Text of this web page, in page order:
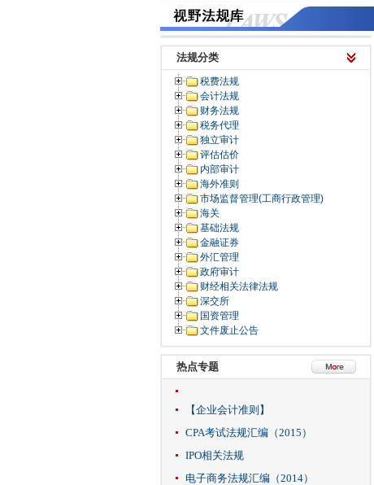
法规分类
税费法规
会计法规
财务法规
税务代理
独立审计
评估估价
内部审计
海外准则
市场监督管理(工商行政管理)
海关
基础法规
金融证券
外汇管理
政府审计
财经相关法律法规
深交所
国资管理
文件废止公告
热点专题
【企业会计准则】
CPA考试法规汇编（2015）
IPO相关法规
电子商务法规汇编（2014）